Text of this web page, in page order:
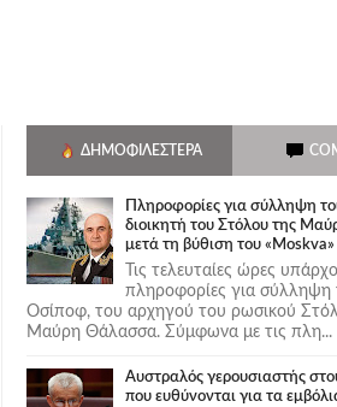
ΔΗΜΟΦΙΛΈΣΤΕΡΑ
Πληροφορίες για σύλληψη
διοικητή του Στόλου της
μετά τη βύθιση του «Moskva»
Τις τελευταίες ώρες
πληροφορίες για σύλληψη
Οσίποφ, του αρχηγού του ρωσικού
Μαύρη Θάλασσα. Σύμφωνα με τις πλη...
Αυστραλός γερουσιαστής
που ευθύνονται για τα